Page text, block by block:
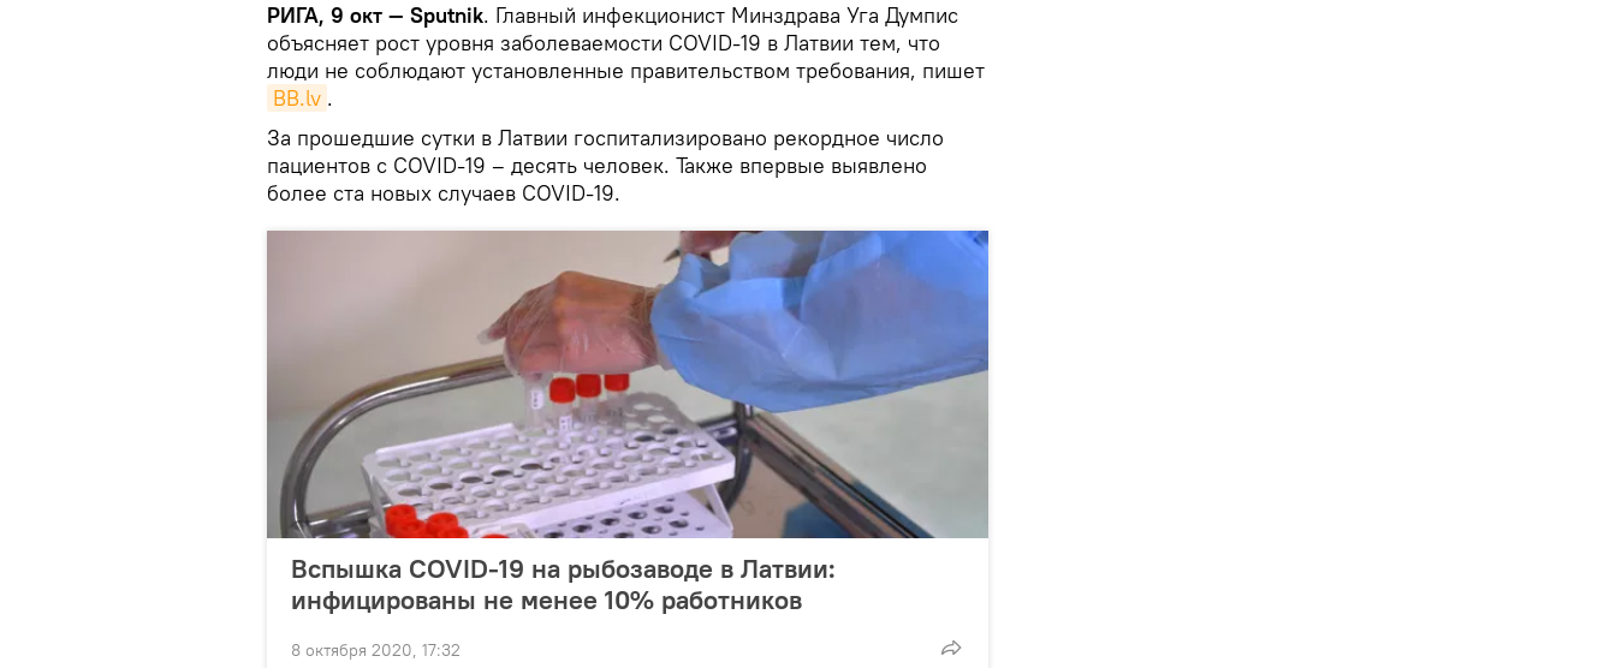
РИГА, 9 окт — Sputnik. Главный инфекционист Минздрава Уга Думпис
объясняет рост уровня заболеваемости COVID-19 в Латвии тем, что
люди не соблюдают установленные правительством требования, пишет
BB.lv .
За прошедшие сутки в Латвии госпитализировано рекордное число
пациентов с COVID-19 – десять человек. Также впервые выявлено
более ста новых случаев COVID-19.
Вспышка COVID-19 на рыбозаводе в Латвии:
инфицированы не менее 10% работников
8 октября 2020, 17:32